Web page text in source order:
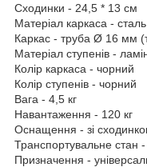
Сходинки - 24,5 * 13 см
Матеріал каркаса - сталь
Каркас - труба Ø 16 мм
Матеріал ступенів -
Колір каркаса - чорний
Колір ступенів - чорний
Вага - 4,5 кг
Навантаження - 120 кг
Оснащення - зі
Транспортувальне стан -
Призначення -